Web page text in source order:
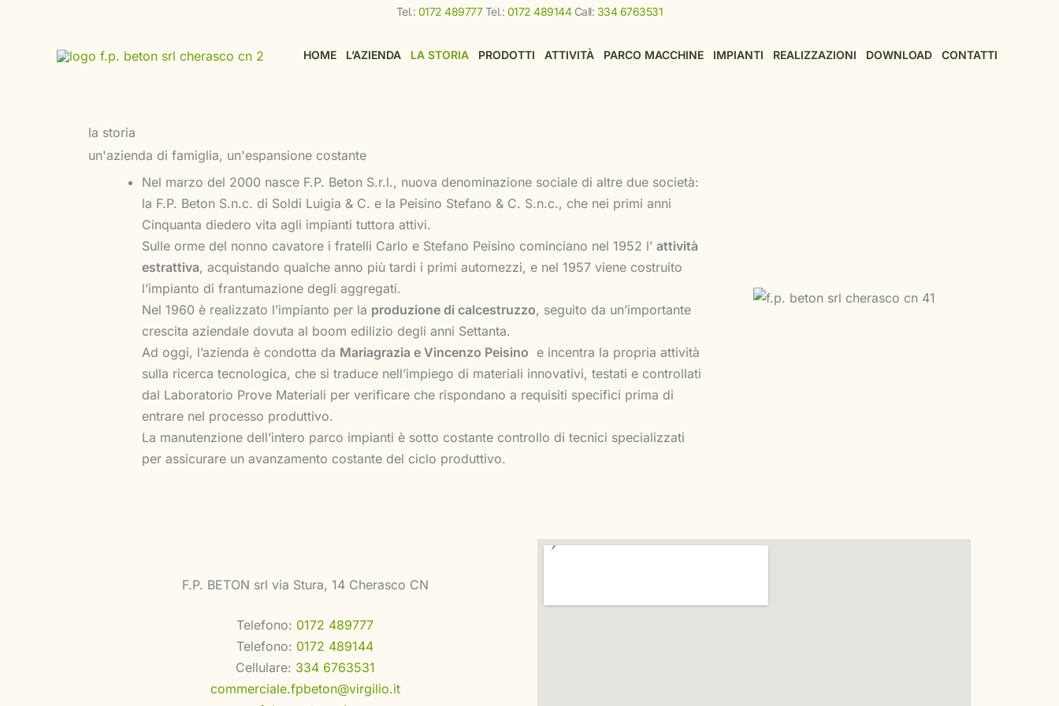
contenuto
Tel.: 0172 489777Tel.: 0172 489144Call: 334 6763531
HOME L’AZIENDA LA STORIA PRODOTTI ATTIVITÀ PARCO MACCHINE IMPIANTI REALIZZAZIONI DOWNLOAD CONTATTI
la storia
un'azienda di famiglia, un'espansione costante
Nel marzo del 2000 nasce F.P. Beton S.r.l., nuova denominazione sociale di altre due società:
la F.P. Beton S.n.c. di Soldi Luigia & C. e la Peisino Stefano & C. S.n.c., che nei primi anni
Cinquanta diedero vita agli impianti tuttora attivi.
Sulle orme del nonno cavatore i fratelli Carlo e Stefano Peisino cominciano nel 1952 l’ attività
estrattiva, acquistando qualche anno più tardi i primi automezzi, e nel 1957 viene costruito
l’impianto di frantumazione degli aggregati.
Nel 1960 è realizzato l’impianto per la produzione di calcestruzzo, seguito da un’importante
crescita aziendale dovuta al boom edilizio degli anni Settanta.
Ad oggi, l’azienda è condotta da Mariagrazia e Vincenzo Peisino e incentra la propria attività
sulla ricerca tecnologica, che si traduce nell’impiego di materiali innovativi, testati e controllati
dal Laboratorio Prove Materiali per verificare che rispondano a requisiti specifici prima di
entrare nel processo produttivo.
La manutenzione dell’intero parco impianti è sotto costante controllo di tecnici specializzati
per assicurare un avanzamento costante del ciclo produttivo.
F.P. BETON srl via Stura, 14 Cherasco CN
Telefono: 0172 489777
Telefono: 0172 489144
Cellulare: 334 6763531
commerciale.fpbeton@virgilio.it